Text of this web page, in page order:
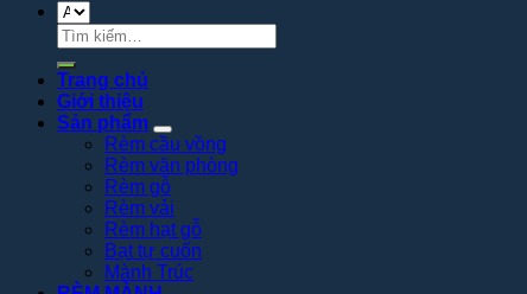
Tìm
kiếm:
Trang chủ
Giới thiệu
Sản phẩm
Rèm cầu vồng
Rèm văn phòng
Rèm gỗ
Rèm vải
Rèm hạt gỗ
Bạt tự cuốn
Mành Trúc